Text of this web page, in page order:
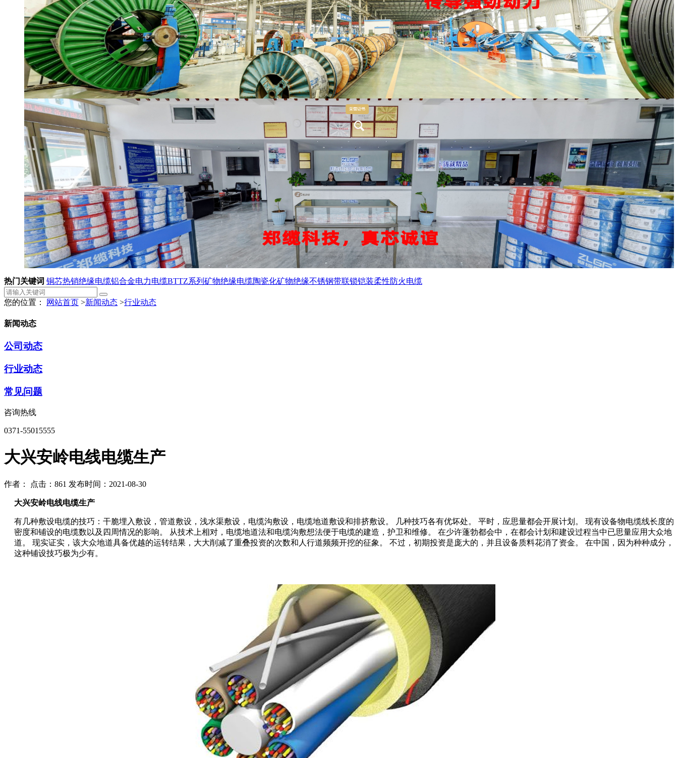
热门关键词 铜芯热销绝缘电缆铝合金电力电缆BTTZ系列矿物绝缘电缆陶瓷化矿物绝缘不锈钢带联锁铠装柔性防火电缆
您的位置： 网站首页 >新闻动态 >行业动态
新闻动态
公司动态
行业动态
常见问题
咨询热线
0371-55015555
大兴安岭电线电缆生产
作者： 点击：861 发布时间：2021-08-30
大兴安岭电线电缆生产
有几种敷设电缆的技巧：干脆埋入敷设，管道敷设，浅水渠敷设，电缆沟敷设，电缆地道敷设和排挤敷设。 几种技巧各有优坏处。 平时，应思量都会开展计划。 现有设备物电缆线长度的
密度和铺设的电缆数以及四周情况的影响。 从技术上相对，电缆地道法和电缆沟敷想法便于电缆的建造，护卫和维修。 在少许蓬勃都会中，在都会计划和建设过程当中已思量应用大众地
道。 现实证实，该大众地道具备优越的运转结果，大大削减了重叠投资的次数和人行道频频开挖的征象。 不过，初期投资是庞大的，并且设备质料花消了资金。 在中国，因为种种成分，
这种铺设技巧极为少有。